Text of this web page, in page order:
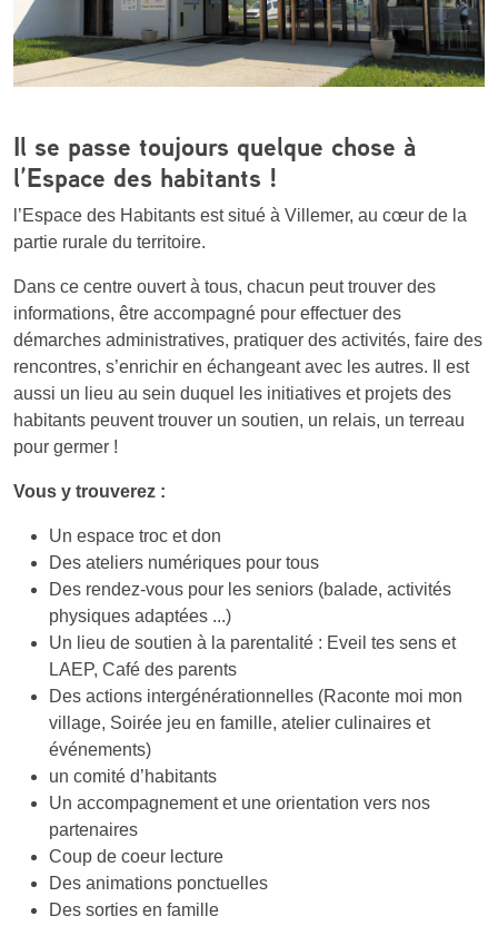
Il se passe toujours quelque chose à
l’Espace des habitants !
l’Espace des Habitants est situé à Villemer, au cœur de la
partie rurale du territoire.
Dans ce centre ouvert à tous, chacun peut trouver des
informations, être accompagné pour effectuer des
démarches administratives, pratiquer des activités, faire des
rencontres, s’enrichir en échangeant avec les autres. Il est
aussi un lieu au sein duquel les initiatives et projets des
habitants peuvent trouver un soutien, un relais, un terreau
pour germer !
Vous y trouverez :
Un espace troc et don
Des ateliers numériques pour tous
Des rendez-vous pour les seniors (balade, activités
physiques adaptées ...)
Un lieu de soutien à la parentalité : Eveil tes sens et
LAEP, Café des parents
Des actions intergénérationnelles (Raconte moi mon
village, Soirée jeu en famille, atelier culinaires et
événements)
un comité d’habitants
Un accompagnement et une orientation vers nos
partenaires
Coup de coeur lecture
Des animations ponctuelles
Des sorties en famille